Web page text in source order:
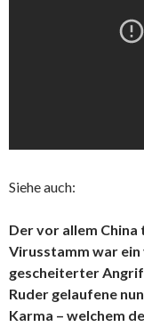
Siehe auch:
Der vor allem
Virusstamm war
gescheiterter
Ruder gelaufene
Karma – welchem